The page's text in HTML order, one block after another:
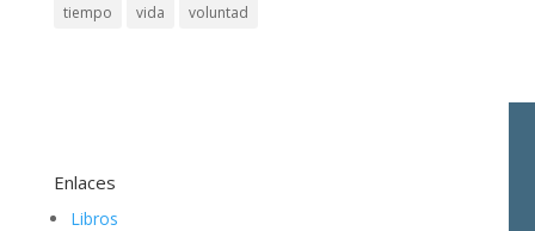
tiempo
vida voluntad
Enlaces
Libros